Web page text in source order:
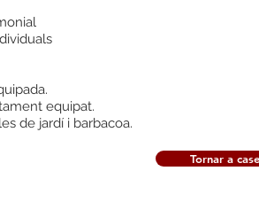
Tornar a
equipat.
de jardí i barbacoa.